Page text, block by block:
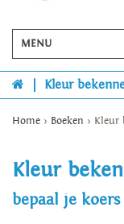
MENU
Kleur
Home > Boeken > Kleur
Kleur
bepaal je